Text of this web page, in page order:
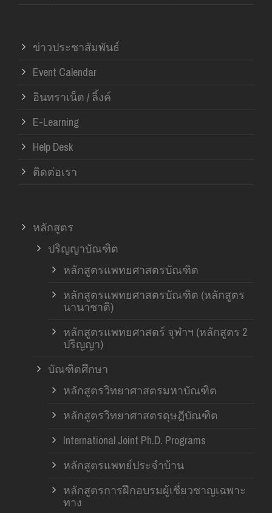
ข่าวประชาสัมพันธ์
Event Calendar
อินทราเน็ต / ลิ้งค์
E-Learning
Help Desk
ติดต่อเรา
หลักสูตร
ปริญญาบัณฑิต
หลักสูตรแพทยศาสตรบัณฑิต
หลักสูตรแพทยศาสตรบัณฑิต (หลักสูตร
นานาชาติ)
หลักสูตรแพทยศาสตร์ จุฬาฯ (หลักสูตร 2
ปริญญา)
บัณฑิตศึกษา
หลักสูตรวิทยาศาสตรมหาบัณฑิต
หลักสูตรวิทยาศาสตรดุษฎีบัณฑิต
International Joint Ph.D. Programs
หลักสูตรแพทย์ประจำบ้าน
หลักสูตรการฝึกอบรมผู้เชี่ยวชาญเฉพาะ
ทาง